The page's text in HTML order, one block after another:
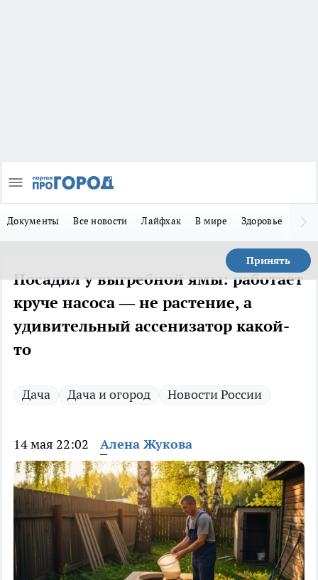
Документы Все новости Лайфхак В мире Здоровье
Принять
Посадил у выгребной ямы: работает
круче насоса — не растение, а
удивительный ассенизатор какой-
то
Дача Дача и огород Новости России
14 мая 22:02 Алена Жукова